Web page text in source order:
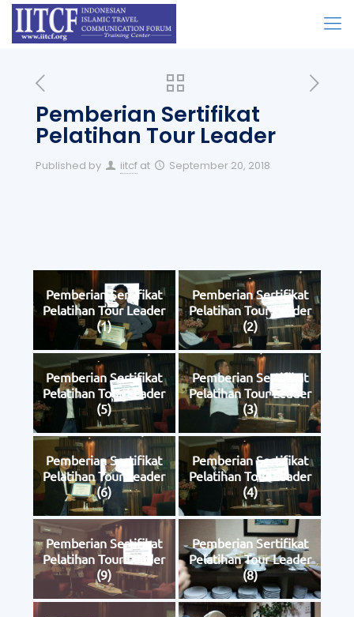
Pemberian Sertifikat
Pelatihan Tour Leader
Published by iitcf at September 20, 2018
Pemberian Sertifikat
Pelatihan Tour Leader
(1)
Pemberian Sertifikat
Pelatihan Tour Leader
(2)
Pemberian Sertifikat
Pelatihan Tour Leader
(5)
Pemberian Sertifikat
Pelatihan Tour Leader
(3)
Pemberian Sertifikat
Pelatihan Tour Leader
(6)
Pemberian Sertifikat
Pelatihan Tour Leader
(4)
Pemberian Sertifikat
Pelatihan Tour Leader
(9)
Pemberian Sertifikat
Pelatihan Tour Leader
(8)